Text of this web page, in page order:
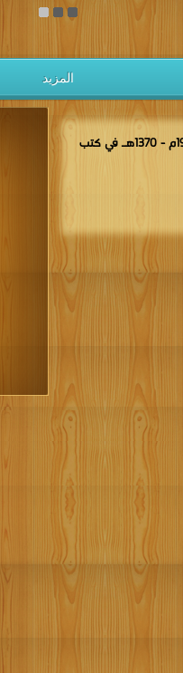
المزيد
مناقشات واقتراحات حول صفحة اصدارات كتب 1951م - 1370هـ في كتب